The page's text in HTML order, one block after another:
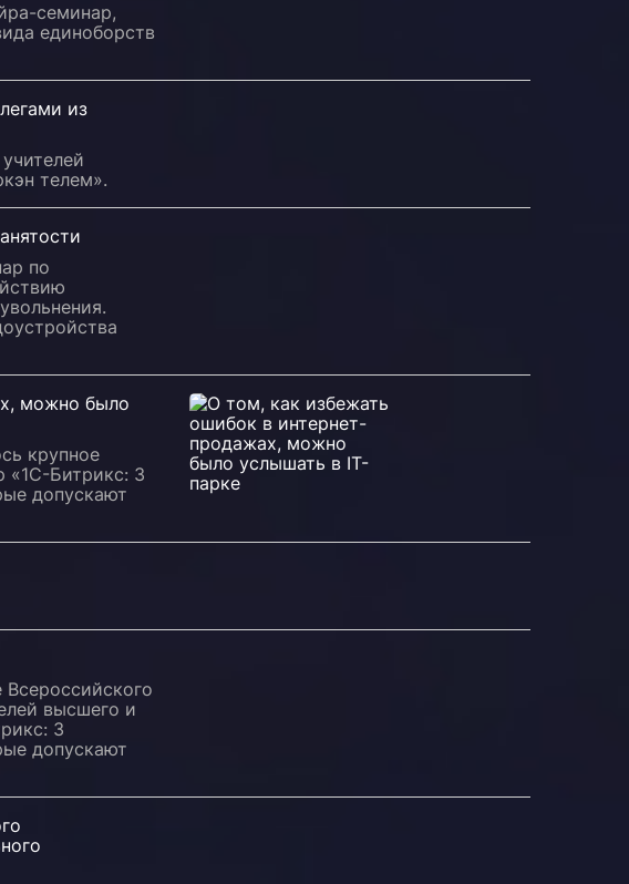
семинар,
единоборств
из
телем».
по
можно было
крупное
«1С-Битрикс: 3
допускают
высшего и
3
допускают